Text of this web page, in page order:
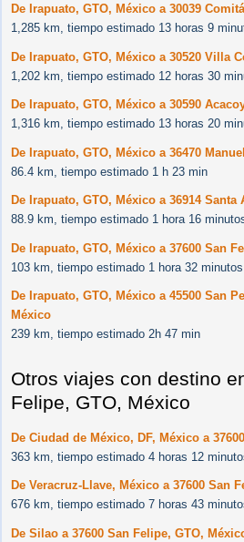
De Irapuato, GTO, México a 30039
1,285 km, tiempo estimado 13 horas 9
De Irapuato, GTO, México a 30520 Villa
1,202 km, tiempo estimado 12 horas 30
De Irapuato, GTO, México a 30590
1,316 km, tiempo estimado 13 horas 20
De Irapuato, GTO, México a 36470
86.4 km, tiempo estimado 1 h 23 min
De Irapuato, GTO, México a 36914
88.9 km, tiempo estimado 1 hora 16
De Irapuato, GTO, México a 37600 San
103 km, tiempo estimado 1 hora 32 minutos
De Irapuato, GTO, México a 45500 San
México
239 km, tiempo estimado 2h 47 min
Otros viajes con destino
Felipe, GTO, México
De Ciudad de México, DF, México a
363 km, tiempo estimado 4 horas 12
De Veracruz-Llave, México a 37600 San
676 km, tiempo estimado 7 horas 43
De Silao a 37600 San Felipe, GTO,